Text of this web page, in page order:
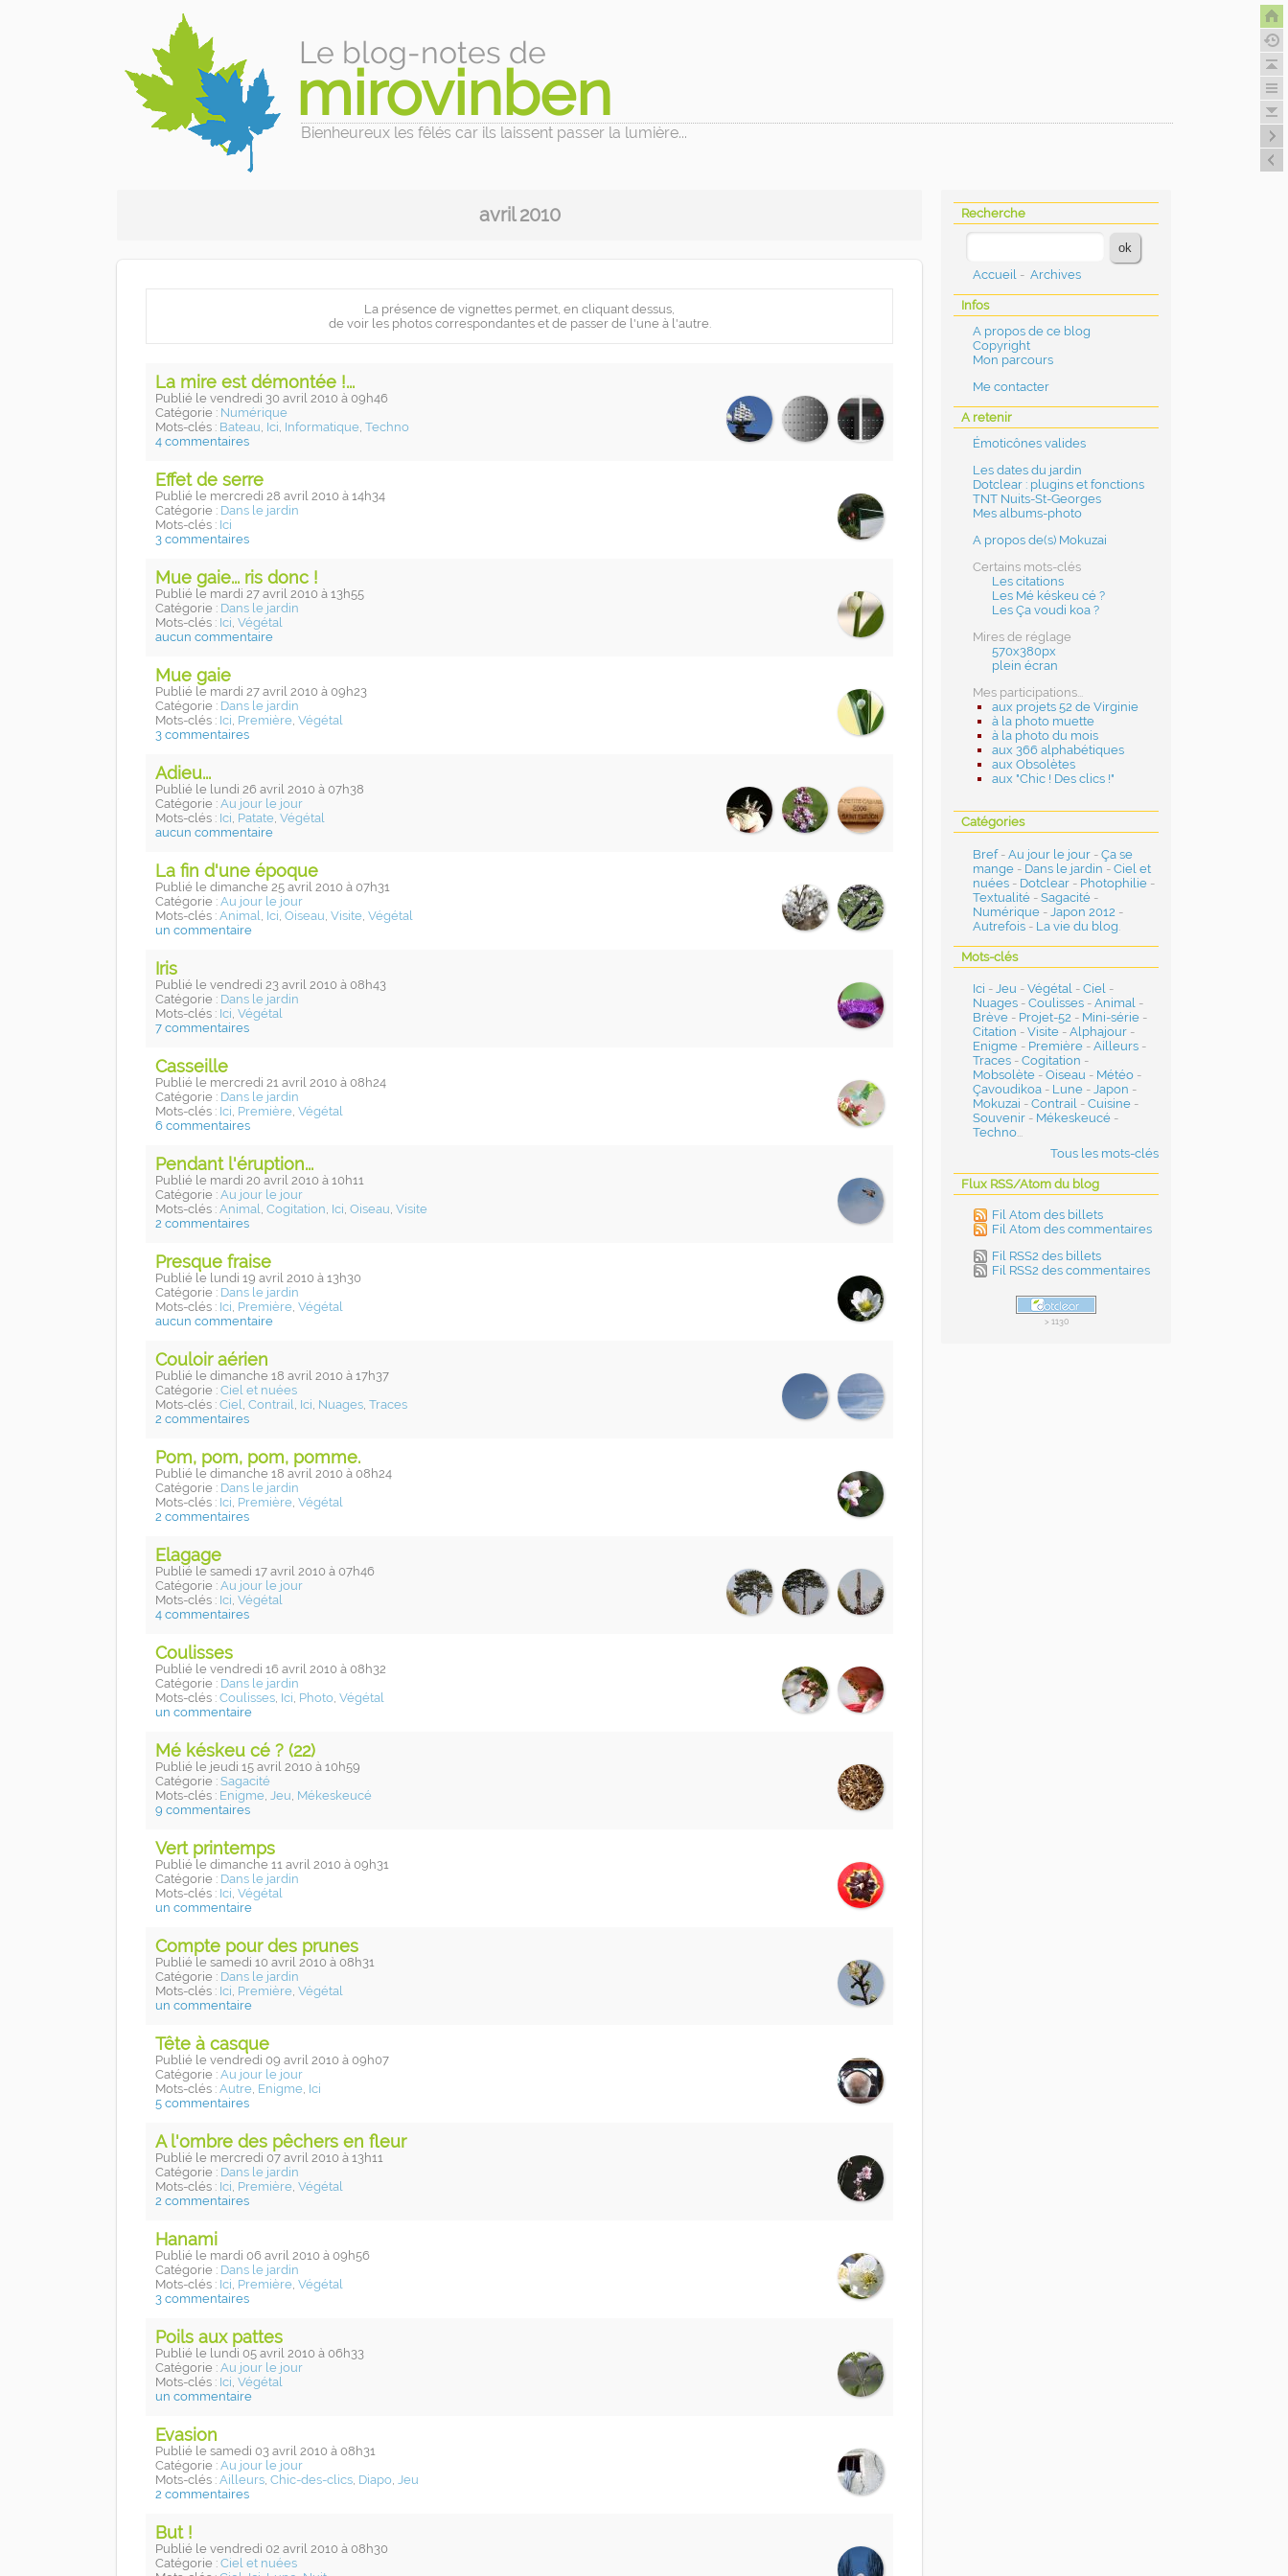
Le blog-notes de
mirovinben
Bienheureux les fêlés car ils laissent passer la lumière...
avril 2010
La présence de vignettes permet, en cliquant dessus,
de voir les photos correspondantes et de passer de l'une à l'autre.
La mire est démontée !...
Publié le vendredi 30 avril 2010 à 09h46
Catégorie : Numérique
Mots-clés : Bateau, Ici, Informatique, Techno
4 commentaires
Effet de serre
Publié le mercredi 28 avril 2010 à 14h34
Catégorie : Dans le jardin
Mots-clés : Ici
3 commentaires
Mue gaie... ris donc !
Publié le mardi 27 avril 2010 à 13h55
Catégorie : Dans le jardin
Mots-clés : Ici, Végétal
aucun commentaire
Mue gaie
Publié le mardi 27 avril 2010 à 09h23
Catégorie : Dans le jardin
Mots-clés : Ici, Première, Végétal
3 commentaires
Adieu...
Publié le lundi 26 avril 2010 à 07h38
Catégorie : Au jour le jour
Mots-clés : Ici, Patate, Végétal
aucun commentaire
La fin d'une époque
Publié le dimanche 25 avril 2010 à 07h31
Catégorie : Au jour le jour
Mots-clés : Animal, Ici, Oiseau, Visite, Végétal
un commentaire
Iris
Publié le vendredi 23 avril 2010 à 08h43
Catégorie : Dans le jardin
Mots-clés : Ici, Végétal
7 commentaires
Casseille
Publié le mercredi 21 avril 2010 à 08h24
Catégorie : Dans le jardin
Mots-clés : Ici, Première, Végétal
6 commentaires
Pendant l'éruption...
Publié le mardi 20 avril 2010 à 10h11
Catégorie : Au jour le jour
Mots-clés : Animal, Cogitation, Ici, Oiseau, Visite
2 commentaires
Presque fraise
Publié le lundi 19 avril 2010 à 13h30
Catégorie : Dans le jardin
Mots-clés : Ici, Première, Végétal
aucun commentaire
Couloir aérien
Publié le dimanche 18 avril 2010 à 17h37
Catégorie : Ciel et nuées
Mots-clés : Ciel, Contrail, Ici, Nuages, Traces
2 commentaires
Pom, pom, pom, pomme.
Publié le dimanche 18 avril 2010 à 08h24
Catégorie : Dans le jardin
Mots-clés : Ici, Première, Végétal
2 commentaires
Elagage
Publié le samedi 17 avril 2010 à 07h46
Catégorie : Au jour le jour
Mots-clés : Ici, Végétal
4 commentaires
Coulisses
Publié le vendredi 16 avril 2010 à 08h32
Catégorie : Dans le jardin
Mots-clés : Coulisses, Ici, Photo, Végétal
un commentaire
Mé késkeu cé ? (22)
Publié le jeudi 15 avril 2010 à 10h59
Catégorie : Sagacité
Mots-clés : Enigme, Jeu, Mékeskeucé
9 commentaires
Vert printemps
Publié le dimanche 11 avril 2010 à 09h31
Catégorie : Dans le jardin
Mots-clés : Ici, Végétal
un commentaire
Compte pour des prunes
Publié le samedi 10 avril 2010 à 08h31
Catégorie : Dans le jardin
Mots-clés : Ici, Première, Végétal
un commentaire
Tête à casque
Publié le vendredi 09 avril 2010 à 09h07
Catégorie : Au jour le jour
Mots-clés : Autre, Enigme, Ici
5 commentaires
A l'ombre des pêchers en fleur
Publié le mercredi 07 avril 2010 à 13h11
Catégorie : Dans le jardin
Mots-clés : Ici, Première, Végétal
2 commentaires
Hanami
Publié le mardi 06 avril 2010 à 09h56
Catégorie : Dans le jardin
Mots-clés : Ici, Première, Végétal
3 commentaires
Poils aux pattes
Publié le lundi 05 avril 2010 à 06h33
Catégorie : Au jour le jour
Mots-clés : Ici, Végétal
un commentaire
Evasion
Publié le samedi 03 avril 2010 à 08h31
Catégorie : Au jour le jour
Mots-clés : Ailleurs, Chic-des-clics, Diapo, Jeu
2 commentaires
But !
Publié le vendredi 02 avril 2010 à 08h30
Catégorie : Ciel et nuées
Recherche
Accueil - Archives
Infos
A propos de ce blog
Copyright
Mon parcours
Me contacter
A retenir
Émoticônes valides
Les dates du jardin
Dotclear : plugins et fonctions
TNT Nuits-St-Georges
Mes albums-photo
A propos de(s) Mokuzai
Certains mots-clés
Les citations
Les Mé késkeu cé ?
Les Ça voudi koa ?
Mires de réglage
570x380px
plein écran
Mes participations...
aux projets 52 de Virginie
à la photo muette
à la photo du mois
aux 366 alphabétiques
aux Obsolètes
aux "Chic ! Des clics !"
Catégories
Bref- Au jour le jour - Ça se
mange - Dans le jardin - Ciel et
nuées - Dotclear - Photophilie -
Textualité - Sagacité -
Numérique - Japon 2012 -
Autrefois - La vie du blog
Mots-clés
Ici - Jeu - Végétal - Ciel -
Nuages - Coulisses - Animal -
Brève - Projet-52 - Mini-série -
Citation - Visite - Alphajour -
Enigme - Première - Ailleurs -
Traces - Cogitation -
Mobsolète - Oiseau - Météo -
Çavoudikoa - Lune - Japon -
Mokuzai - Contrail - Cuisine -
Souvenir - Mékeskeucé -
Techno...
Tous les mots-clés
Flux RSS/Atom du blog
Fil Atom des billets
Fil Atom des commentaires
Fil RSS2 des billets
Fil RSS2 des commentaires